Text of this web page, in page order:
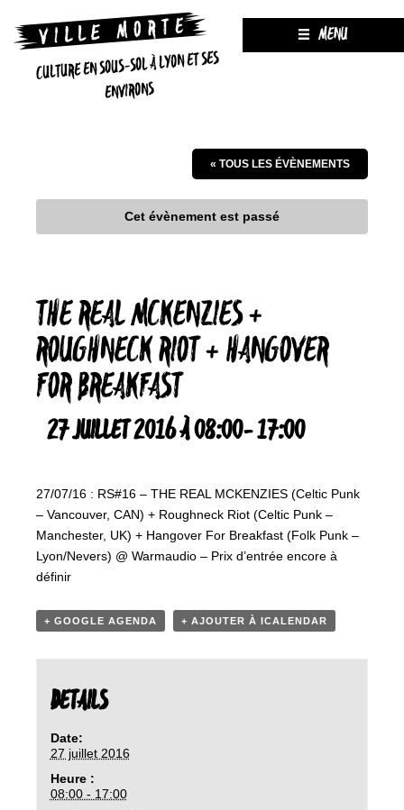
CULTURE EN SOUS-SOL À LYON ET SES
ENVIRONS
MENU
« TOUS LES ÉVÈNEMENTS
Cet évènement est passé
THE REAL MCKENZIES +
ROUGHNECK RIOT + HANGOVER
FOR BREAKFAST
27 JUILLET 2016 À 08:00-17:00
27/07/16 : RS#16 – THE REAL MCKENZIES (Celtic Punk
– Vancouver, CAN) + Roughneck Riot (Celtic Punk –
Manchester, UK) + Hangover For Breakfast (Folk Punk –
Lyon/Nevers) @ Warmaudio – Prix d’entrée encore à
définir
+ GOOGLE AGENDA + AJOUTER À ICALENDAR
DETAILS
Date:
27 juillet 2016
Heure :
08:00 - 17:00